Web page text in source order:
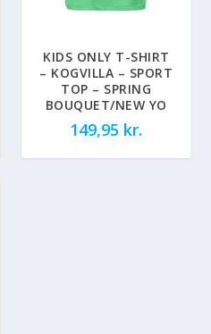
KIDS ONLY T-SHIRT
– KOGVILLA – SPORT
TOP – SPRING
BOUQUET/NEW YO
149,95 kr.